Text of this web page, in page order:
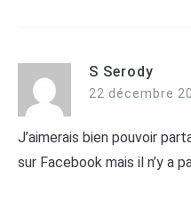
S Serody
22 décembre
J’aimerais bien pouvoir
sur Facebook mais il n’y a